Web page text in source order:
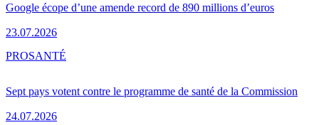
Google écope d’une amende record de 890 millions d’euros
23.07.2026
Sept pays votent contre le programme de santé de la Commission
24.07.2026
PROSANTÉ